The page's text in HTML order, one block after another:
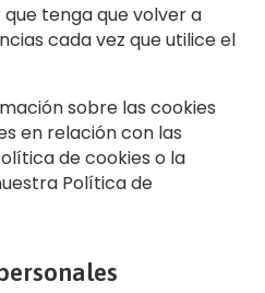
tenga que volver a
cada vez que utilice el
sobre las cookies
en relación con las
de cookies o la
Política de